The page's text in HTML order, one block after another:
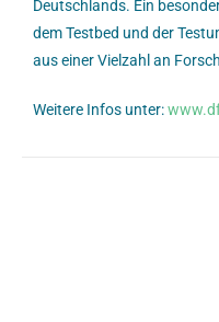
Deutschlands. Ein
dem Testbed und der
aus einer Vielzahl an
Weitere Infos unter: